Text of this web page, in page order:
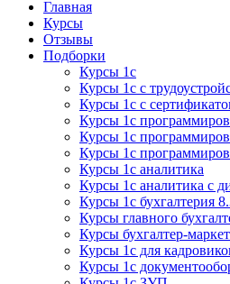
Главная
Курсы
Отзывы
Подборки
Курсы 1с
Курсы 1с с
Курсы 1с с
Курсы 1с
Курсы 1с
Курсы 1с
Курсы 1с аналитика
Курсы 1с аналитика с
Курсы 1с бухгалтерия
Курсы главного
Курсы бухгалтер-
Курсы 1с для
Курсы 1с